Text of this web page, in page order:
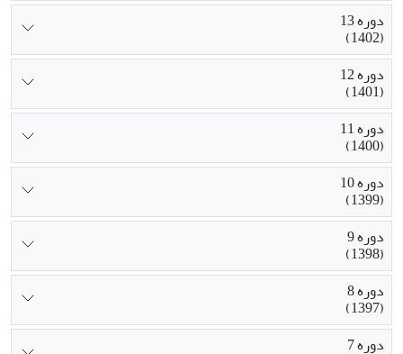
دوره 13
(1402)
دوره 12
(1401)
دوره 11
(1400)
دوره 10
(1399)
دوره 9
(1398)
دوره 8
(1397)
دوره 7